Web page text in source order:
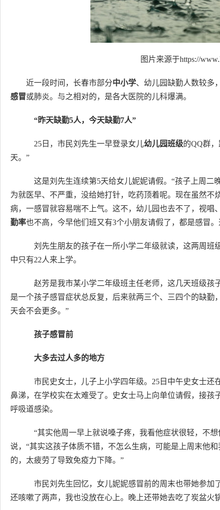
图片来源于https://
近一段时间，长春市部分中小学、幼儿园缺勤人数较多
感冒或肺炎。与之相对的，是各大医院的儿科爆满。
“昨天缺勤5人，今天缺勤7人”
25日，市民刘先生一早登录女儿幼儿园班级的QQ群
天。”
这是刘先生连续第5天给女儿妮妮请假。“孩子上周二
为就医早、不严重，没给她打针，吃药顶着呢。现在虽然
病，一感冒就容易喘不上气。这不，幼儿园也去不了，视唱
勤率也不高，今早他们班又有3个小朋友请假了，都是感冒
刘先生朋友的孩子在一所小学二年级就读，这两周班
中只有22人来上学。
赵芳是我市某小学二年级班主任老师，这几天班级孩
是一个孩子感冒症状总反复，后来就两三个、三四个的缺勤
天会不会更多。”
孩子感冒前
大多去过人多的地方
市民史女士，儿子上小学四年级。25日中午史女士还
鼻涕，在学校实在太难受了。史女士马上向单位请假，接
呼吸道感染。
“其实他周一早上就说嗓子疼，我看他症状很轻，不
说，“其实这孩子体质不错，不怎么生病，可能是上周末他
的，太疲劳了导致免疫力下降。”
市民刘先生回忆，女儿妮妮感冒前的周末也带她参加
还咳嗽了两声，我也没放在心上。晚上还带她去吃了炭盆火